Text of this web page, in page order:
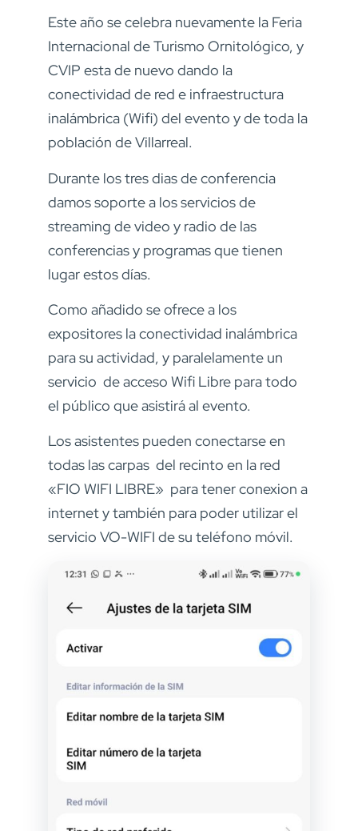
Este año se celebra nuevamente la Feria
Internacional de Turismo Ornitológico, y
CVIP esta de nuevo dando la
conectividad de red e infraestructura
inalámbrica (Wifi) del evento y de toda la
población de Villarreal.
Durante los tres dias de conferencia
damos soporte a los servicios de
streaming de video y radio de las
conferencias y programas que tienen
lugar estos días.
Como añadido se ofrece a los
expositores la conectividad inalámbrica
para su actividad, y paralelamente un
servicio de acceso Wifi Libre para todo
el público que asistirá al evento.
Los asistentes pueden conectarse en
todas las carpas del recinto en la red
«FIO WIFI LIBRE» para tener conexion a
internet y también para poder utilizar el
servicio VO-WIFI de su teléfono móvil.